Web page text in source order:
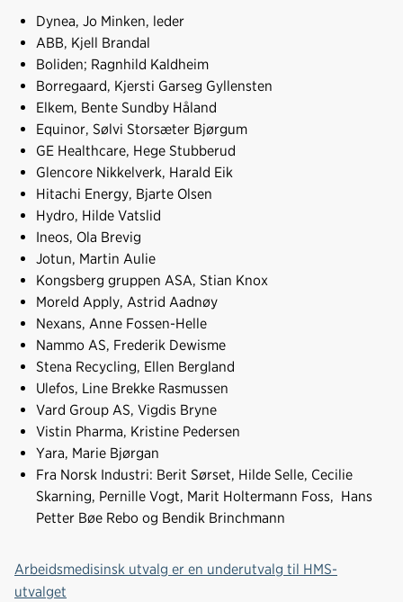
Dynea, Jo Minken, leder
ABB, Kjell Brandal
Boliden; Ragnhild Kaldheim
Borregaard, Kjersti Garseg Gyllensten
Elkem, Bente Sundby Håland
Equinor, Sølvi Storsæter Bjørgum
GE Healthcare, Hege Stubberud
Glencore Nikkelverk, Harald Eik
Hitachi Energy, Bjarte Olsen
Hydro, Hilde Vatslid
Ineos, Ola Brevig
Jotun, Martin Aulie
Kongsberg gruppen ASA, Stian Knox
Moreld Apply, Astrid Aadnøy
Nexans, Anne Fossen-Helle
Nammo AS, Frederik Dewisme
Stena Recycling, Ellen Bergland
Ulefos, Line Brekke Rasmussen
Vard Group AS, Vigdis Bryne
Vistin Pharma, Kristine Pedersen
Yara, Marie Bjørgan
Fra Norsk Industri: Berit Sørset, Hilde Selle, Cecilie
Skarning, Pernille Vogt, Marit Holtermann Foss, Hans
Petter Bøe Rebo og Bendik Brinchmann
Arbeidsmedisinsk utvalg er en underutvalg til HMS-
utvalget